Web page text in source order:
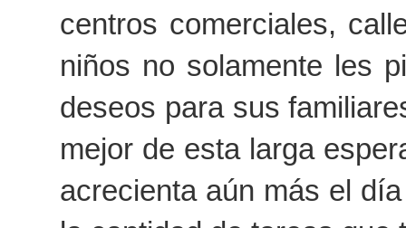
centros comerciales,
niños no solamente les
deseos para sus
mejor de esta larga
acrecienta aún más el